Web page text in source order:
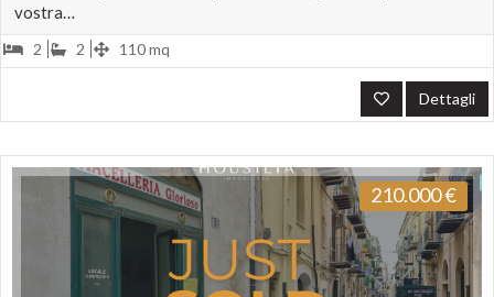
vostra…
2 2 110 mq
Dettagli
210.000€